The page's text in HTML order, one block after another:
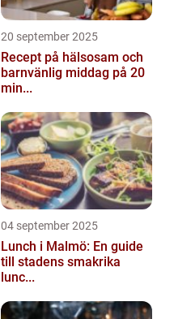
20 september 2025
Recept på hälsosam och
barnvänlig middag på 20
min...
04 september 2025
Lunch i Malmö: En guide
till stadens smakrika
lunc...